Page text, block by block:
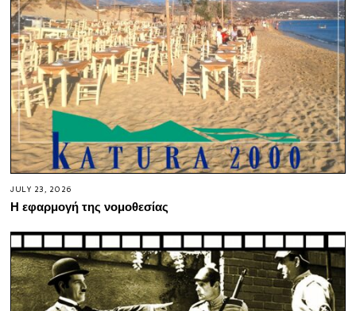
JULY 23, 2026
Η εφαρμογή της νομοθεσίας